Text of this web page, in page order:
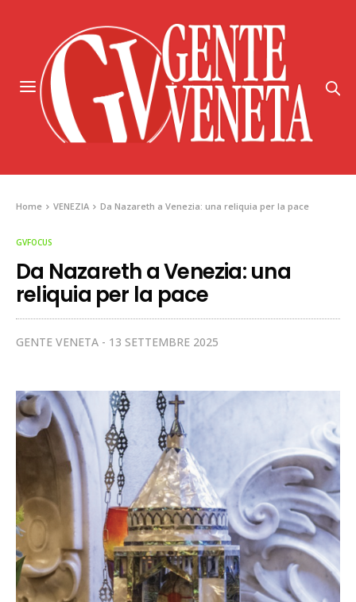
Home VENEZIA Da Nazareth a Venezia: una reliquia per la pace
GVFOCUS
Da Nazareth a Venezia: una
reliquia per la pace
GENTE VENETA 13 SETTEMBRE 2025